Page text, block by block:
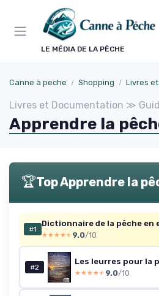
LE MÉDIA DE LA PÊCHE
Canne à peche Shopping Livres
Livres et Documentation ≫
Apprendre la
🏆Top Apprendre la
#1
Dictionnaire de la pêche en
★★★★★
★★★★★ 9.0/10
#2
★★★★★
★★★★★ 9.0/10
Panneau de gestion des cookies